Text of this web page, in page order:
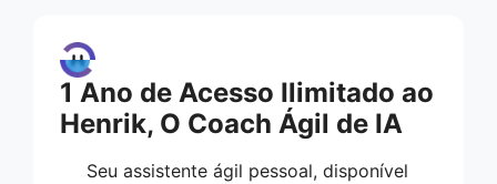
1 Ano de Acesso Ilimitado ao
Henrik, O Coach Ágil de IA
Seu assistente ágil pessoal, disponível